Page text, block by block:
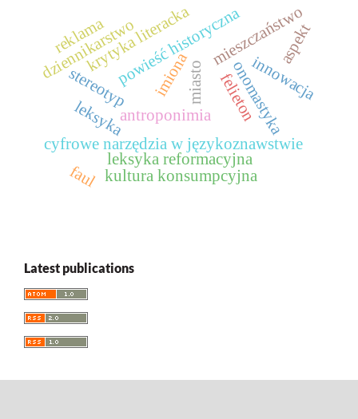
cyfrowe narzędzia w językoznawstwie
antroponimia onomastyka
imiona
leksyka
powieść historyczna
miasto
mieszczaństwo
stereotyp innowacja
felieton
dziennikarstwo
krytyka literacka
leksyka reformacyjna
kultura konsumpcyjna
reklama aspekt
faul
Latest publications